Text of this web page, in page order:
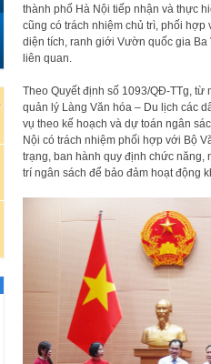
thành phố Hà Nội tiếp nhận và thực
cũng có trách nhiệm chủ trì, phối
diện tích, ranh giới Vườn quốc gia
liên quan.
Theo Quyết định số 1093/QĐ-TTg, từ
quản lý Làng Văn hóa – Du lịch các
vụ theo kế hoạch và dự toán ngân
Nội có trách nhiệm phối hợp với Bộ
trạng, ban hành quy định chức năng,
trí ngân sách để bảo đảm hoạt động